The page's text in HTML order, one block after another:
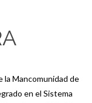
la Mancomunidad de
en el Sistema